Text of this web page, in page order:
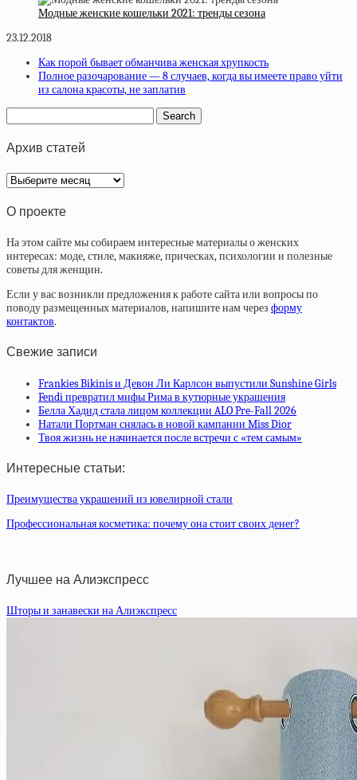
Модные женские кошельки 2021: тренды сезона
23.12.2018
Как порой бывает обманчива женская хрупкость
Полное разочарование — 8 случаев, когда вы имеете право уйти
из салона красоты, не заплатив
Архив статей
Архив
статей
О проекте
На этом сайте мы собираем интересные материалы о женских
интересах: моде, стиле, макияже, прическах, психологии и полезные
советы для женщин.
Если у вас возникли предложения к работе сайта или вопросы по
поводу размещенных материалов, напишите нам через форму
контактов.
Свежие записи
Frankies Bikinis и Девон Ли Карлсон выпустили Sunshine Girls
Fendi превратил мифы Рима в кутюрные украшения
Белла Хадид стала лицом коллекции ALO Pre-Fall 2026
Натали Портман снялась в новой кампании Miss Dior
Твоя жизнь не начинается после встречи с «тем самым»
Интересные статьи:
Преимущества украшений из ювелирной стали
Профессиональная косметика: почему она стоит своих денег?
Лучшее на Алиэкспресс
Шторы и занавески на Алиэкспресс